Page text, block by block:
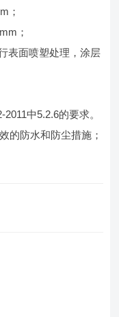
；
；
表面喷塑处理，涂层
中5.2.6的要求。
的防水和防尘措施；